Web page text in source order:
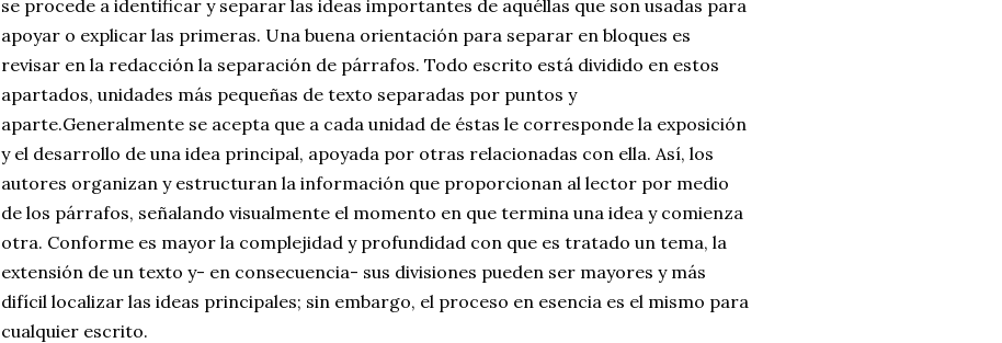
se procede a identificar y separar las ideas importantes de aquéllas que son usadas para
apoyar o explicar las primeras. Una buena orientación para separar en bloques es
revisar en la redacción la separación de párrafos. Todo escrito está dividido en estos
apartados, unidades más pequeñas de texto separadas por puntos y
aparte.Generalmente se acepta que a cada unidad de éstas le corresponde la exposición
y el desarrollo de una idea principal, apoyada por otras relacionadas con ella. Así, los
autores organizan y estructuran la información que proporcionan al lector por medio
de los párrafos, señalando visualmente el momento en que termina una idea y comienza
otra. Conforme es mayor la complejidad y profundidad con que es tratado un tema, la
extensión de un texto y- en consecuencia- sus divisiones pueden ser mayores y más
difícil localizar las ideas principales; sin embargo, el proceso en esencia es el mismo para
cualquier escrito.